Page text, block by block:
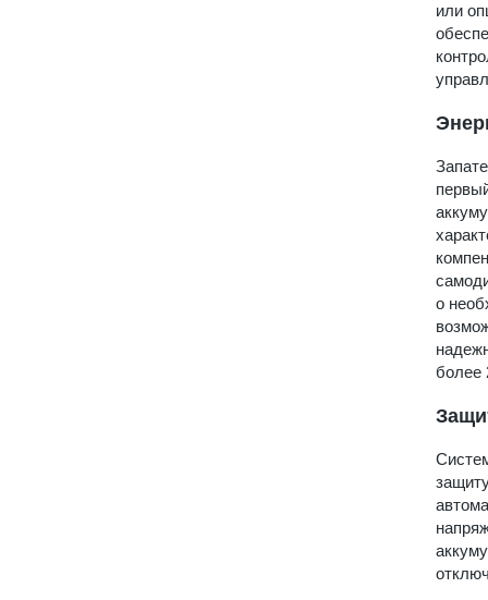
или
о
более